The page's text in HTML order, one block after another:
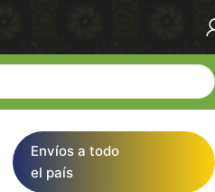
Crecimiento
Envíos a todo
el país